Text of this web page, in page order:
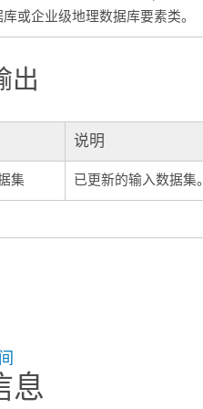
库或企业级地理数据库要素类。
出
说明
集 已更新的输入数据集。
息